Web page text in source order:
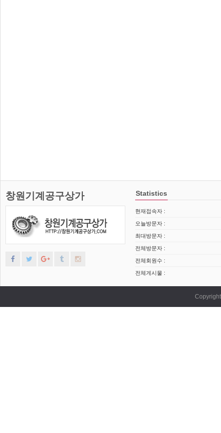
창원기계공구상가 Statistics
현재접속자 :
오늘방문자 :
최대방문자 :
전체방문자 :
전체회원수 :
전체게시물 :